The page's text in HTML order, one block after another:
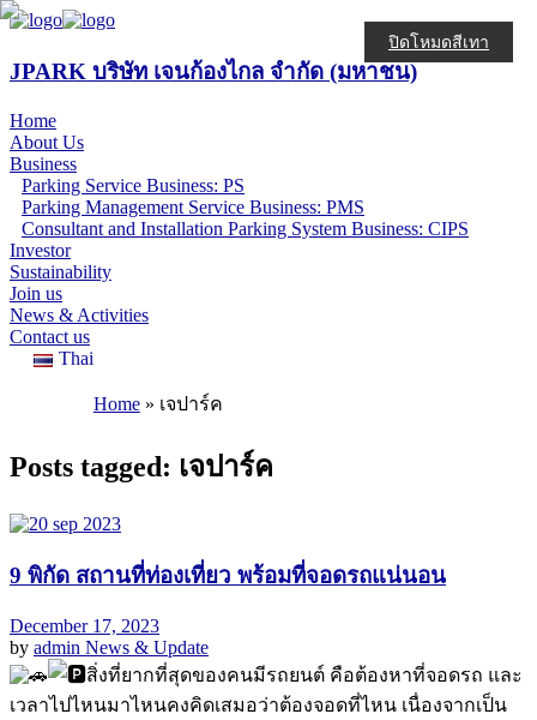
JPARK บริษัท เจนก้องไกล จำกัด (มหาชน)
Home
About Us
Business
Parking Service Business: PS
Parking Management Service Business: PMS
Consultant and Installation Parking System Business: CIPS
Investor
Sustainability
Join us
News & Activities
Contact us
Thai
Home» เจปาร์ค
Posts tagged: เจปาร์ค
9 พิกัด สถานที่ท่องเที่ยว พร้อมที่จอดรถแน่นอน
December 17, 2023
by admin News & Update
สิ่งที่ยากที่สุดของคนมีรถยนต์ คือต้องหาที่จอดรถ และ
เวลาไปไหนมาไหนคงคิดเสมอว่าต้องจอดที่ไหน เนื่องจากเป็น
ปิดโหมดสีเทา